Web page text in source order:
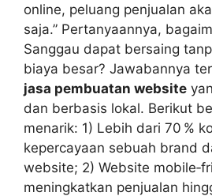
online, peluang penjualan
saja.” Pertanyaannya,
Sanggau dapat bersaing
biaya besar? Jawabannya
jasa pembuatan website
dan berbasis lokal. Berikut
menarik: 1) Lebih dari 70 %
kepercayaan sebuah brand
website; 2) Website
meningkatkan penjualan